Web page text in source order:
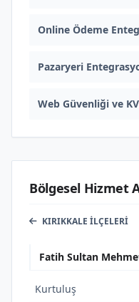
Online Ödeme
Pazaryeri
Web Güvenliği ve
Bölgesel Hizmet
KIRIKKALE İLÇELERI
Fatih Sultan
Kurtuluş